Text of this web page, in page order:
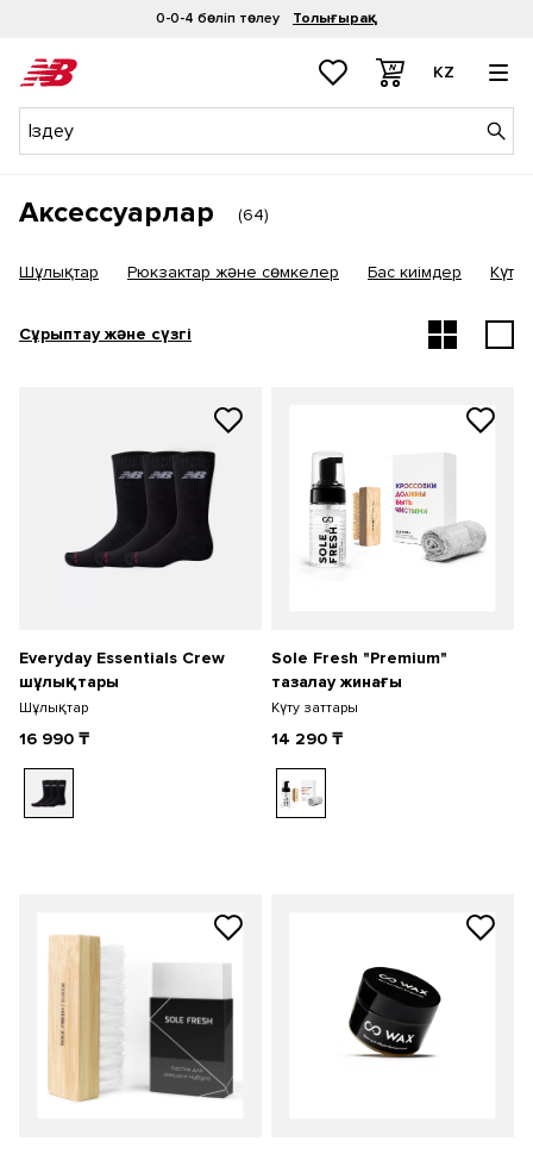
0-0-4 бөліп төлеу Толығырақ
KZ
Аксессуарлар (64)
Шұлықтар Рюкзактар және сөмкелер Бас киімдер Күту
Сұрыптау және сүзгі
Everyday Essentials Crew
шұлықтары
Шұлықтар
16 990 ₸
Sole Fresh "Premium"
тазалау жинағы
Күту заттары
14 290 ₸